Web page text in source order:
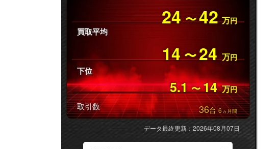
24 〜42 万円
買取平均
14 〜24 万円
下位
5.1 〜14 万円
取引数 36台6ヵ月間
データ最終更新：2026年08月07日